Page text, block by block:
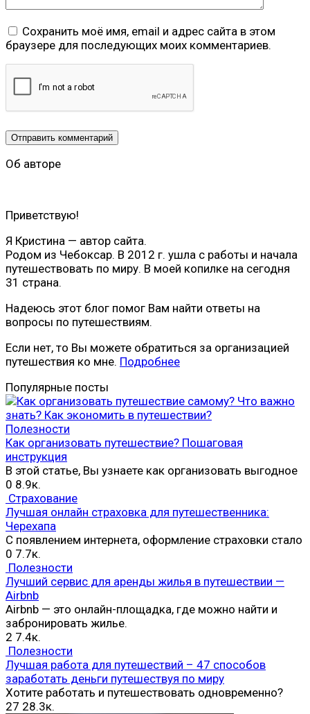
Сохранить моё имя, email и адрес сайта в этом
браузере для последующих моих комментариев.
Об авторе
Приветствую!
Я Кристина — автор сайта.
Родом из Чебоксар. В 2012 г. ушла с работы и начала
путешествовать по миру. В моей копилке на сегодня
31 страна.
Надеюсь этот блог помог Вам найти ответы на
вопросы по путешествиям.
Если нет, то Вы можете обратиться за организацией
путешествия ко мне. Подробнее
Популярные посты
Полезности
Как организовать путешествие? Пошаговая
инструкция
В этой статье, Вы узнаете как организовать выгодное
0 8.9к.
Страхование
Лучшая онлайн страховка для путешественника:
Черехапа
С появлением интернета, оформление страховки стало
0 7.7к.
Полезности
Лучший сервис для аренды жилья в путешествии —
Airbnb
Airbnb — это онлайн-площадка, где можно найти и
забронировать жилье.
2 7.4к.
Полезности
Лучшая работа для путешествий – 47 способов
заработать деньги путешествуя по миру
Хотите работать и путешествовать одновременно?
27 28.3к.